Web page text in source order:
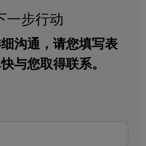
一步行动
沟通，请您填写表
与您取得联系。